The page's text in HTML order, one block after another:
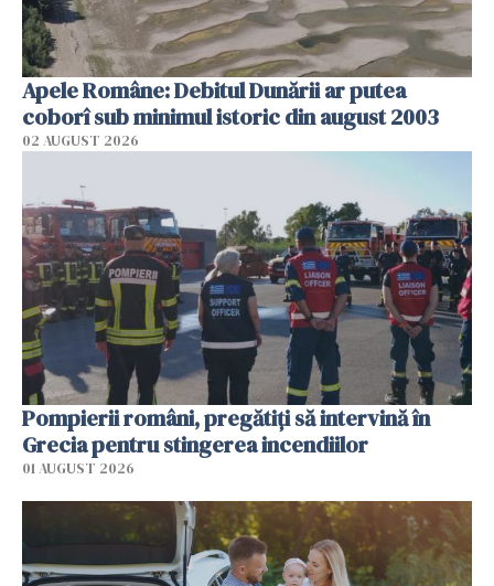
Apele Române: Debitul Dunării ar putea
coborî sub minimul istoric din august 2003
02 AUGUST 2026
Pompierii români, pregătiţi să intervină în
Grecia pentru stingerea incendiilor
01 AUGUST 2026